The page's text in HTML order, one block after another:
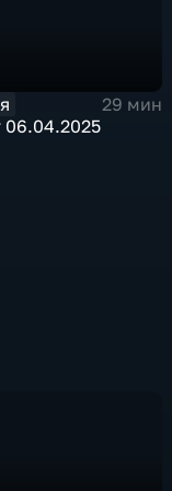
29 мин
06.04.2025